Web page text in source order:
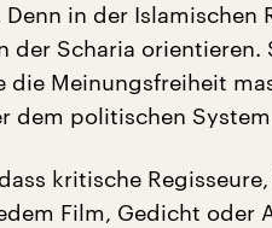
in der Islamischen
der Scharia
die Meinungsfreiheit
dem politischen
kritische
Film, Gedicht oder